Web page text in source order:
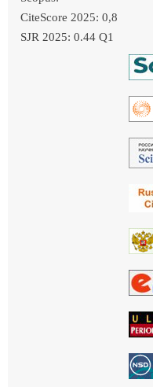
CiteScore 2025: 0,8
SJR 2025: 0.44 Q1